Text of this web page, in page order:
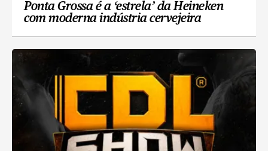
Ponta Grossa é a ‘estrela’ da Heineken
com moderna indústria cervejeira